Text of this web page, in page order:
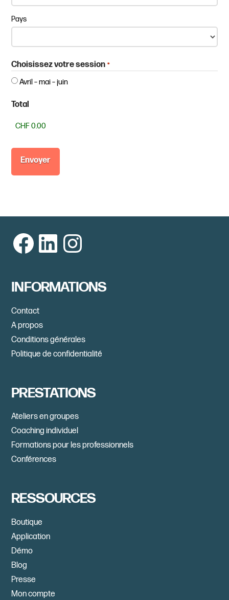
Pays
Choisissez votre session *
Avril – mai – juin
Total
Facebook
LinkedIn
Instagram
INFORMATIONS
Contact
A propos
Conditions générales
Politique de confidentialité
PRESTATIONS
Ateliers en groupes
Coaching individuel
Formations pour les professionnels
Conférences
RESSOURCES
Boutique
Application
Démo
Blog
Presse
Mon compte